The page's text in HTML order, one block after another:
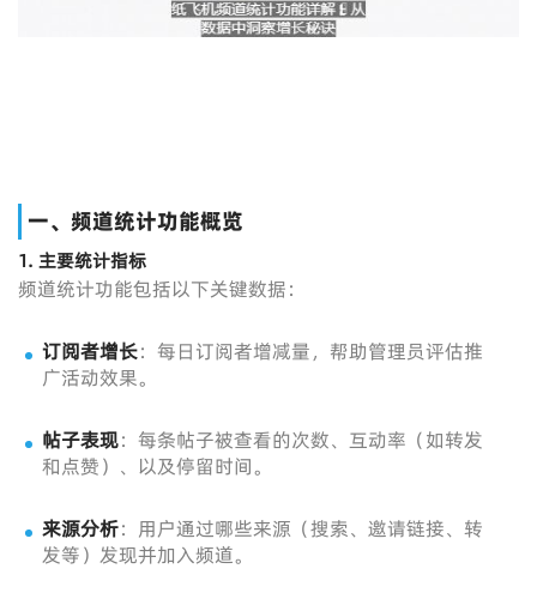
一、频道统计功能概览
1. 主要统计指标
频道统计功能包括以下关键数据：
订阅者增长：每日订阅者增减量，帮助管理员评估推
广活动效果。
帖子表现：每条帖子被查看的次数、互动率（如转发
和点赞）、以及停留时间。
来源分析：用户通过哪些来源（搜索、邀请链接、转
发等）发现并加入频道。